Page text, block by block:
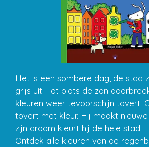
Het is een sombere dag, de stad
grijs uit. Tot plots de zon
kleuren weer tevoorschijn tovert.
tovert met kleur. Hij maakt
zijn droom kleurt hij de hele stad.
Ontdek alle kleuren van de